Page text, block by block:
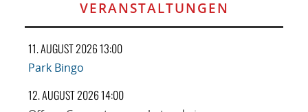
VERANSTALTUNGEN
11. AUGUST 2026 13:00
Park Bingo
12. AUGUST 2026 14:00